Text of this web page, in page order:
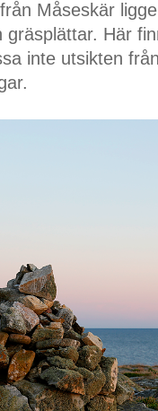
Måseskär
Här
inte utsikten